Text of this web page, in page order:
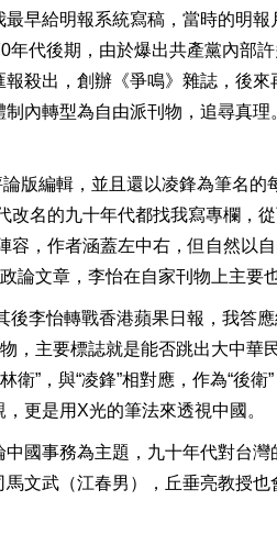
早給明報系統寫稿，當時的明
年代後期，由於爆出共產黨內部
殺出，創辦《爭鳴》雜誌，後
內轉型為自由派刊物，追尋真
版編輯，並且還以凌鋒為筆名的
改名的九十年代都找我寫專欄，
容，作者涵蓋左中右，但自然以
論文章，李怡在自家刊物上主要
後李怡轉戰香港蘋果日報，我答
，主要標誌就是能否跳出大中
衛”，與“凌鋒”相對應，作為“後
更是用X光的筆法來透視中國。
國事務為主題，九十年代對台
文武（江春男），丘垂亮教授